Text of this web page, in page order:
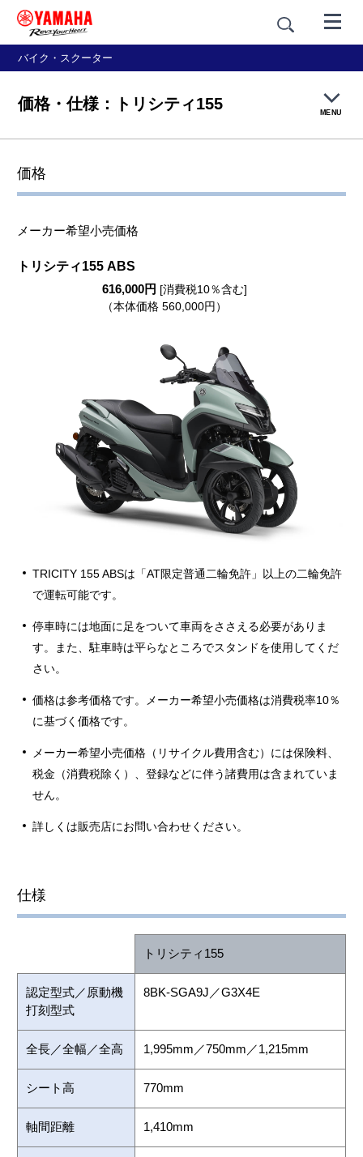
バイク・スクーター
価格・仕様：トリシティ155 MENU
アクセサリーシミュレーター
価格
メーカー希望小売価格
トリシティ155 ABS
616,000円 [消費税10％含む]
（本体価格 560,000円）
TRICITY 155 ABSは「AT限定普通二輪免許」以上の二輪免許
で運転可能です。
停車時には地面に足をついて車両をささえる必要がありま
す。また、駐車時は平らなところでスタンドを使用してくだ
さい。
価格は参考価格です。メーカー希望小売価格は消費税率10％
に基づく価格です。
メーカー希望小売価格（リサイクル費用含む）には保険料、
税金（消費税除く）、登録などに伴う諸費用は含まれていま
せん。
詳しくは販売店にお問い合わせください。
仕様
トリシティ155
認定型式／原動機
打刻型式
8BK-SGA9J／G3X4E
全長／全幅／全高 1,995mm／750mm／1,215mm
シート高 770mm
軸間距離 1,410mm